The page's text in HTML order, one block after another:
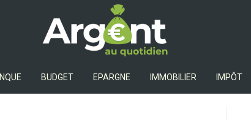
Au Quotidien
BUDGET EPARGNE IMMOBILIER IMPÔT